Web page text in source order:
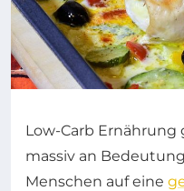
Low-Carb
massiv an
Menschen auf eine